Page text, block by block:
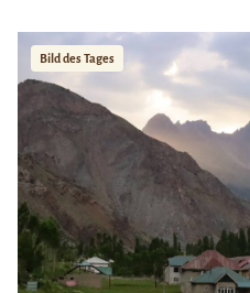
Bild des Tages